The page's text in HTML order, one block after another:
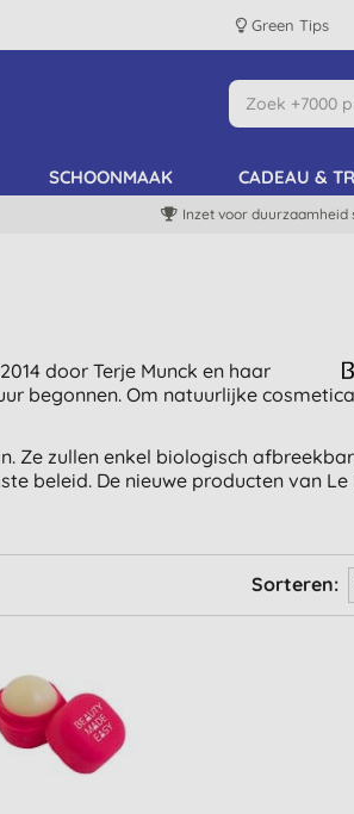
Green Tips
SCHOONMAAK CADEAU &
Inzet voor duurzaamheid
door Terje Munck en haar
begonnen. Om natuurlijke
Ze zullen enkel biologisch
beleid. De nieuwe producten van
Sorteren: